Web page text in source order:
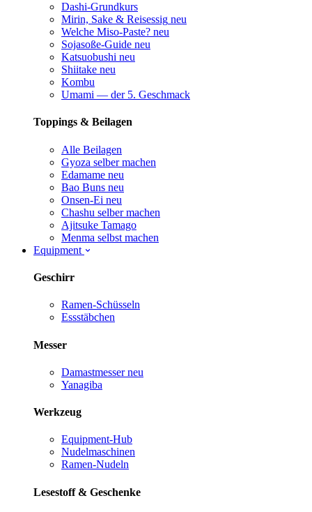
Dashi-Grundkurs
Mirin, Sake & Reisessig neu
Welche Miso-Paste? neu
Sojasoße-Guide neu
Katsuobushi neu
Shiitake neu
Kombu
Umami — der 5. Geschmack
Toppings & Beilagen
Alle Beilagen
Gyoza selber machen
Edamame neu
Bao Buns neu
Onsen-Ei neu
Chashu selber machen
Ajitsuke Tamago
Menma selbst machen
Equipment
Geschirr
Ramen-Schüsseln
Essstäbchen
Messer
Damastmesser neu
Yanagiba
Werkzeug
Equipment-Hub
Nudelmaschinen
Ramen-Nudeln
Lesestoff & Geschenke